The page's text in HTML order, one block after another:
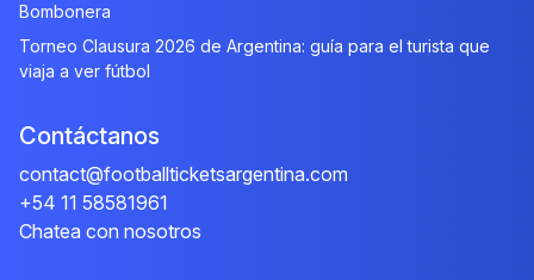
Bombonera
Torneo Clausura 2026 de Argentina: guía para el turista que
viaja a ver fútbol
Contáctanos
contact@footballticketsargentina.com
+54 11 58581961
Chatea con nosotros